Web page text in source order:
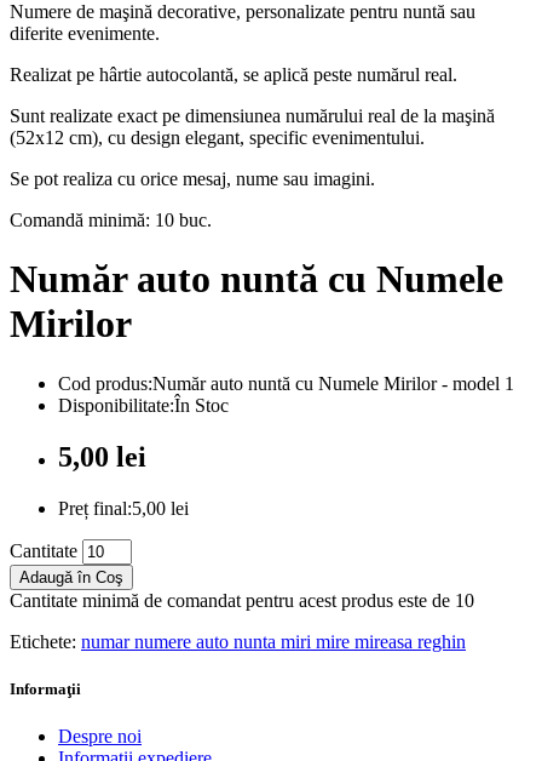
Numere de maşină decorative, personalizate pentru nuntă sau
diferite evenimente.
Realizat pe hârtie autocolantă, se aplică peste numărul real.
Sunt realizate exact pe dimensiunea numărului real de la maşină
(52x12 cm), cu design elegant, specific evenimentului.
Se pot realiza cu orice mesaj, nume sau imagini.
Comandă minimă: 10 buc.
Număr auto nuntă cu Numele
Mirilor
Cod produs:Număr auto nuntă cu Numele Mirilor - model 1
Disponibilitate:În Stoc
5,00 lei
Preț final:5,00 lei
Cantitate
Adaugă în Coş
Cantitate minimă de comandat pentru acest produs este de 10
Etichete: numar numere auto nunta miri mire mireasa reghin
Informaţii
Despre noi